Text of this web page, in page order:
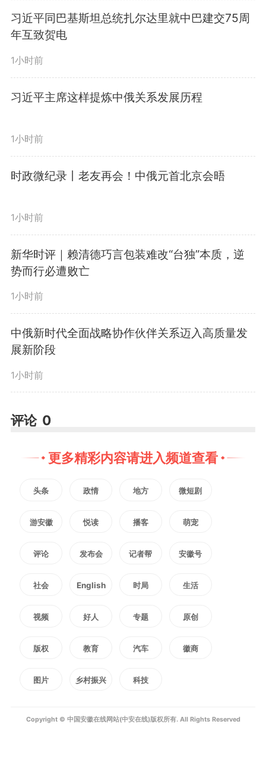
作、深化睦邻友好合作的联合声
明》，见证签署经贸、教育、科技
等领域20项合作文件。访问期间，
双方还达成了其他领域20项合作文
水平发展的中俄关系越走越实。
编辑：
版权声明：未经许可禁止以任何形式转载
习近平同巴基斯坦总统扎尔达里就中巴建交75周
年互致贺电
1小时前
习近平主席这样提炼中俄关系发展历程
1小时前
时政微纪录丨老友再会！中俄元首北京会晤
1小时前
新华时评｜赖清德巧言包装难改“台独”本质，逆
势而行必遭败亡
1小时前
中俄新时代全面战略协作伙伴关系迈入高质量发
展新阶段
1小时前
评论 0
更多精彩内容请进入频道查看
头条 政情 地方 微短剧
游安徽 悦读 播客 萌宠
评论 发布会 记者帮 安徽号
社会 English 时局 生活
视频 好人 专题 原创
版权 教育 汽车 徽商
图片 乡村振兴 科技
Copyright © 中国安徽在线网站(中安在线)版权所有. All Rights Reserved